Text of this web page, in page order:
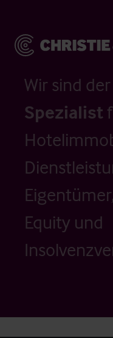
Wir sind der
Spezialist
Equity und